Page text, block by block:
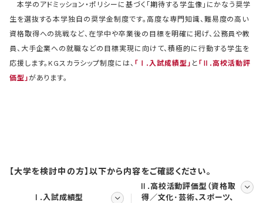
本学のアドミッション・ポリシーに基づく「期待する学生像」にかなう奨学
生を選抜する本学独自の奨学金制度です。高度な専門知識、難易度の高い
資格取得への挑戦など、在学中や卒業後の目標を明確に掲げ、公務員や教
員、大手企業への就職などの目標実現に向けて、積極的に行動する学生を
応援します。KGスカラシップ制度には、 「Ⅰ.入試成績型」 と 「Ⅱ.高校活動評
価型」があります。
【大学を検討中の方】以下から内容をご確認ください。
Ⅰ.入試成績型
Ⅱ.高校活動評価型（資格取
得／文化･芸術、スポーツ、